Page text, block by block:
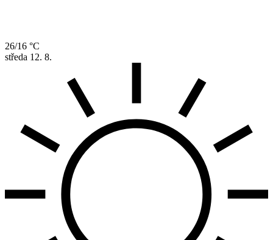
26/16 °C
středa 12. 8.